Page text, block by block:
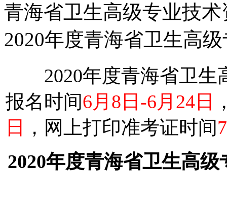
青海省卫生高级专业技
2020年度青海省卫生高
2020年度青海省卫生
报名时间6月8日-6月24日
日
，网上打印准考证时间
2020年度青海省卫生高